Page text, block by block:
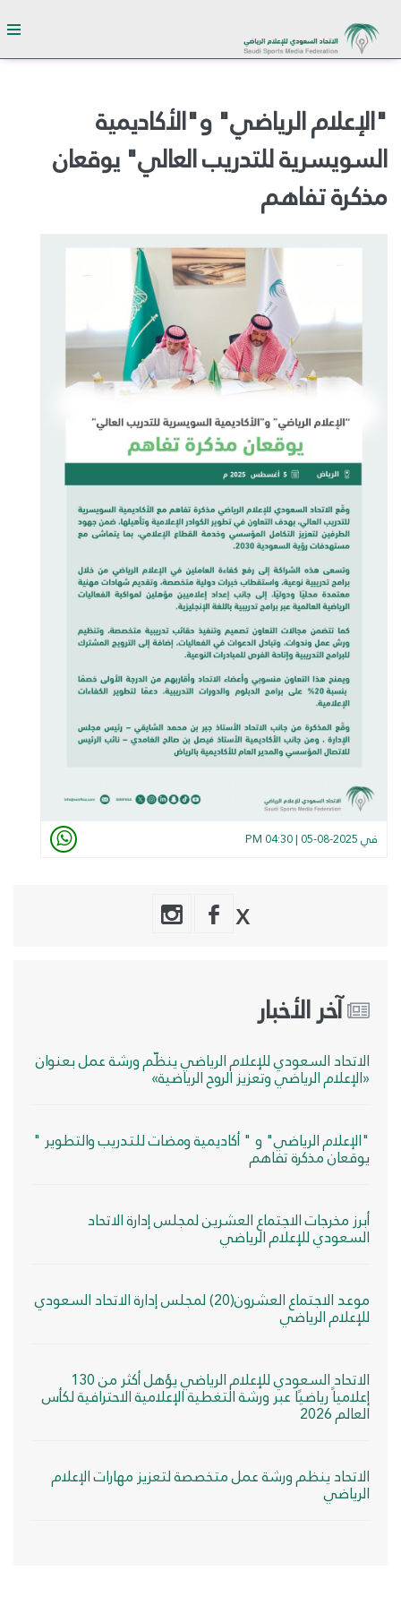
"الإعلام الرياضي" و"الأكاديمية
السويسرية للتدريب العالي" يوقعان
مذكرة تفاهم
في2025-08-05 | 04:30 PM
X
آخر الأخبار
الاتحاد السعودي للإعلام الرياضي ينظّم ورشة عمل بعنوان
«الإعلام الرياضي وتعزيز الروح الرياضية»
"الإعلام الرياضي" و " أكاديمية ومضات للتدريب والتطوير "
يوقعان مذكرة تفاهم
أبرز مخرجات الاجتماع العشرين لمجلس إدارة الاتحاد
السعودي للإعلام الرياضي
موعد الاجتماع العشرون(20) لمجلس إدارة الاتحاد السعودي
للإعلام الرياضي
الاتحاد السعودي للإعلام الرياضي يؤهل أكثر من 130
إعلامياً رياضيًا عبر ورشة التغطية الإعلامية الاحترافية لكأس
العالم 2026
الاتحاد ينظم ورشة عمل متخصصة لتعزيز مهارات الإعلام
الرياضي